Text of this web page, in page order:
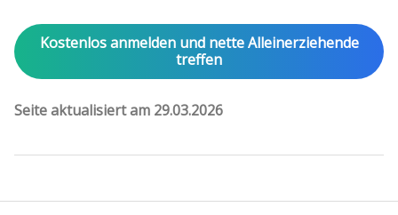
Kostenlos anmelden und nette Alleinerziehende
treffen
Seite aktualisiert am 29.03.2026